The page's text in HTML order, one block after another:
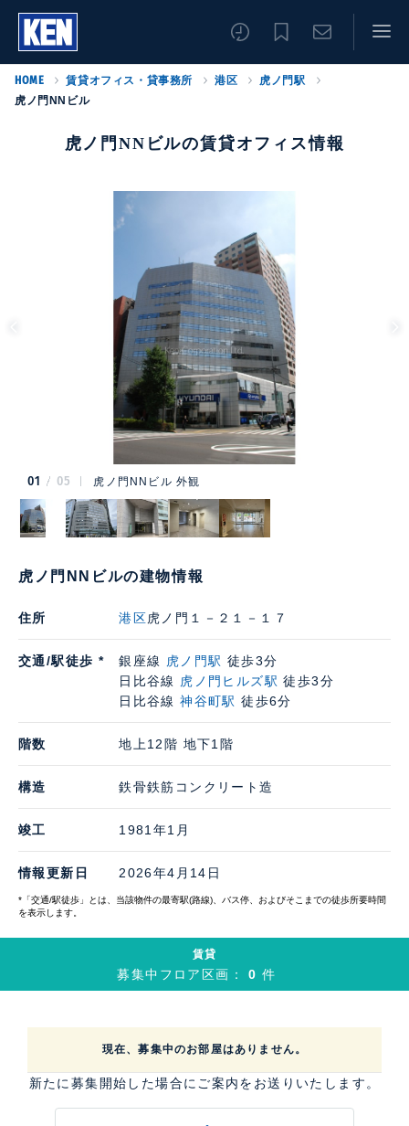
HOME 賃貸オフィス・貸事務所 港区
虎ノ門駅
虎ノ門NNビル
虎ノ門NNビルの賃貸オフィス情報
01 05 虎ノ門NNビル 外観
虎ノ門NNビルの建物情報
住所 港区虎ノ門１－２１－１７
交通/駅徒歩 * 銀座線 虎ノ門駅 徒歩3分
日比谷線
虎ノ門ヒルズ駅 徒歩3分
日比谷線神谷町駅 徒歩6分
階数 地上12階 地下1階
構造 鉄骨鉄筋コンクリート造
竣工 1981年1月
情報更新日 2026年4月14日
*「交通/駅徒歩」とは、当該物件の最寄駅(路線)、バス停、およびそこまでの徒歩所要時間
を表示します。
賃貸
募集中フロア区画：0件
現在、募集中のお部屋はありません。
新たに募集開始した場合にご案内をお送りいたします。